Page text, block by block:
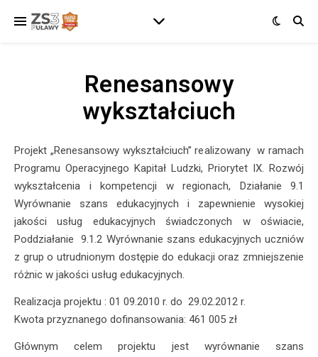
Renesansowy
wykształciuch
Projekt „Renesansowy wykształciuch” realizowany w ramach
Programu Operacyjnego Kapitał Ludzki, Priorytet IX. Rozwój
wykształcenia i kompetencji w regionach, Działanie 9.1
Wyrównanie szans edukacyjnych i zapewnienie wysokiej
jakości usług edukacyjnych świadczonych w oświacie,
Poddziałanie 9.1.2 Wyrównanie szans edukacyjnych uczniów
z grup o utrudnionym dostępie do edukacji oraz zmniejszenie
różnic w jakości usług edukacyjnych.
Realizacja projektu : 01 09.2010 r. do 29.02.2012 r.
Kwota przyznanego dofinansowania: 461 005 zł
Głównym celem projektu jest wyrównanie szans